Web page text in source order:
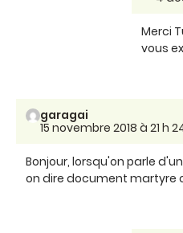
Merci
vous
garagai
15 novembre 2018 à 21 h
Bonjour, lorsqu'on parle
on dire document martyre